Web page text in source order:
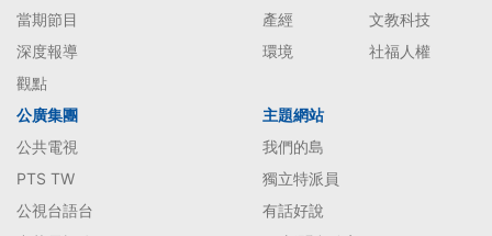
當期節目
深度報導
觀點
產經
文教科技
環境
社福人權
公廣集團
公共電視
PTS TW
公視台語台
主題網站
我們的島
獨立特派員
有話好說